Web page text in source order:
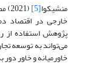
منشیکوا[5]
خارجی در اقتصاد
پژوهش استفاده از
می‌تواند به توسعه
خاورمیانه و خاور